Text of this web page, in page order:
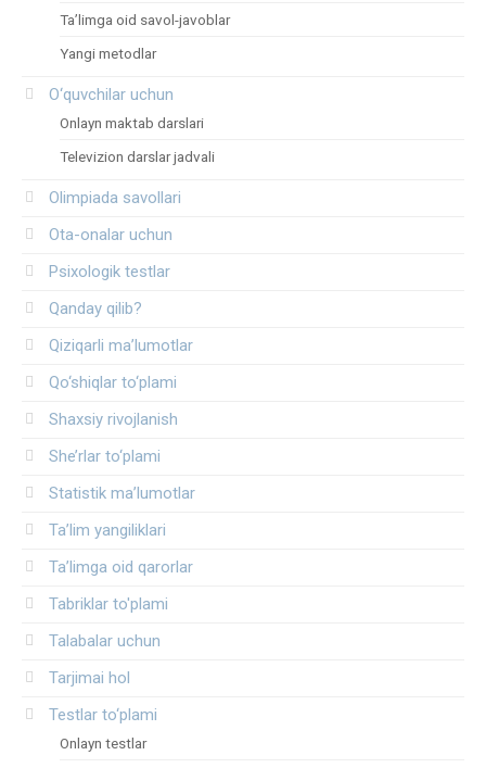
Ta’limga oid savol-javoblar
Yangi metodlar
O‘quvchilar uchun
Onlayn maktab darslari
Televizion darslar jadvali
Olimpiada savollari
Ota-onalar uchun
Psixologik testlar
Qanday qilib?
Qiziqarli ma’lumotlar
Qo‘shiqlar to‘plami
Shaxsiy rivojlanish
She’rlar to‘plami
Statistik ma’lumotlar
Ta’lim yangiliklari
Ta’limga oid qarorlar
Tabriklar to'plami
Talabalar uchun
Tarjimai hol
Testlar to‘plami
Onlayn testlar